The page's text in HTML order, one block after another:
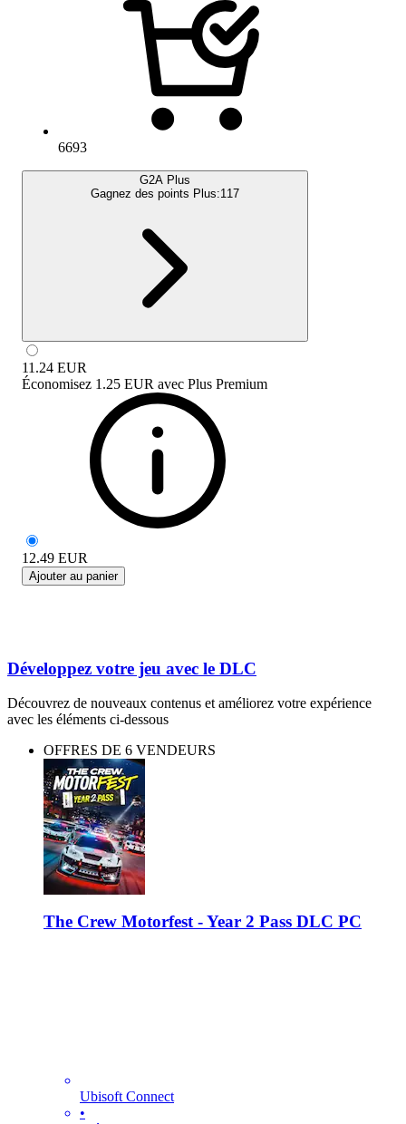
6693
G2A Plus
Gagnez des points Plus:117
11.24 EUR
Économisez 1.25 EUR avec Plus Premium
12.49 EUR
Ajouter au panier
Développez votre jeu avec le DLC
Découvrez de nouveaux contenus et améliorez votre expérience
avec les éléments ci-dessous
OFFRES DE 6 VENDEURS
The Crew Motorfest - Year 2 Pass DLC PC
Ubisoft Connect
•